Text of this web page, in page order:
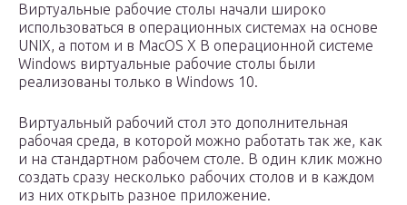
Виртуальные рабочие столы начали широко
использоваться в операционных системах на основе
UNIX, а потом и в MacOS X В операционной системе
Windows виртуальные рабочие столы были
реализованы только в Windows 10.
Виртуальный рабочий стол это дополнительная
рабочая среда, в которой можно работать так же, как
и на стандартном рабочем столе. В один клик можно
создать сразу несколько рабочих столов и в каждом
из них открыть разное приложение.